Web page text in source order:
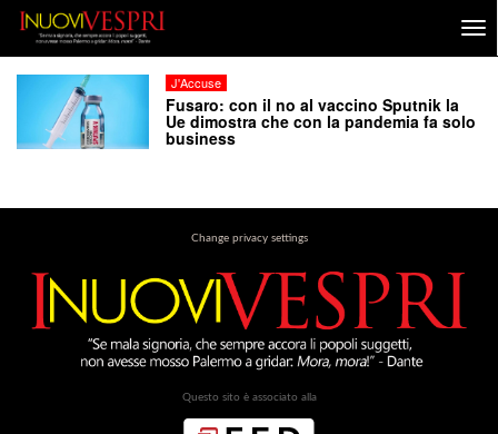
J'Accuse
Fusaro: con il no al vaccino Sputnik la
Ue dimostra che con la pandemia fa solo
business
Change privacy settings
Questo sito è associato alla